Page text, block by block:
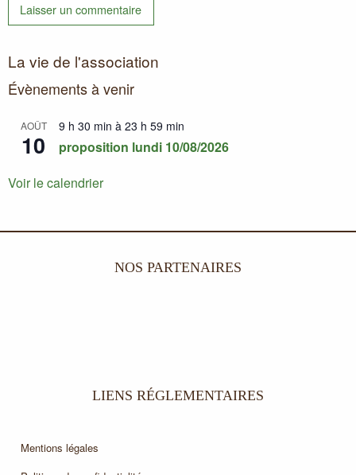
La vie de l'association
Évènements à venir
AOÛT
10
9 h 30 min à 23 h 59 min
proposition lundi 10/08/2026
Voir le calendrier
NOS PARTENAIRES
LIENS RÉGLEMENTAIRES
Mentions légales